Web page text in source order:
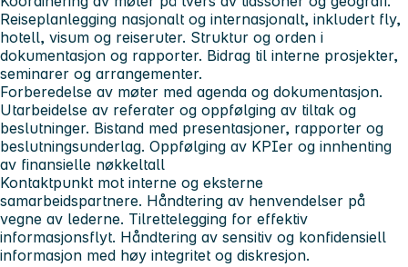
Reiseplanlegging nasjonalt og internasjonalt, inkludert fly,
hotell, visum og reiseruter. Struktur og orden i
dokumentasjon og rapporter. Bidrag til interne prosjekter,
seminarer og arrangementer.
Forberedelse av møter med agenda og dokumentasjon.
Utarbeidelse av referater og oppfølging av tiltak og
beslutninger. Bistand med presentasjoner, rapporter og
beslutningsunderlag. Oppfølging av KPIer og innhenting
av finansielle nøkkeltall
Kontaktpunkt mot interne og eksterne
samarbeidspartnere. Håndtering av henvendelser på
vegne av lederne. Tilrettelegging for effektiv
informasjonsflyt. Håndtering av sensitiv og konfidensiell
informasjon med høy integritet og diskresjon.